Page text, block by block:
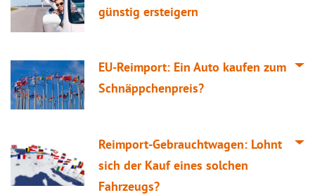
günstig ersteigern
EU-Reimport: Ein Auto kaufen zum
Schnäppchenpreis?
Reimport-Gebrauchtwagen: Lohnt
sich der Kauf eines solchen
Fahrzeugs?